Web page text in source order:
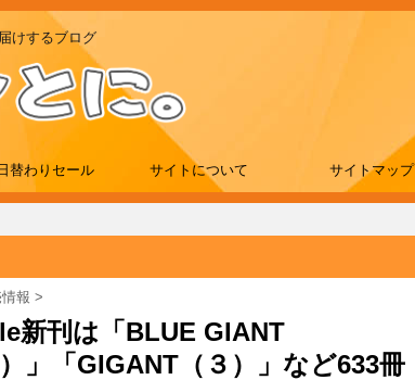
けするブログ
替わりセール サイトについて サイトマップ
報 >
新刊は「BLUE GIANT
」「GIGANT（３）」など633冊